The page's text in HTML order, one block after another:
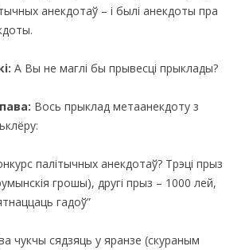
анекдотаў – і былі анекдоты пра
А Вы не маглі бы прывесці прыклады?
Вось прыклад метаанекдоту з
палітычных анекдотаў? Трэці прыз
грошы), другі прыз – 1000 лей,
гадоў”
чукчы сядзяць у яранзе (скураным